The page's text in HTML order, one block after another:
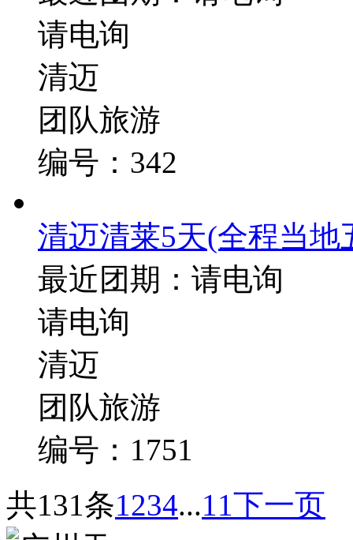
请电询
清迈
团队旅游
编号：342
清迈清莱5天(全程当地
最近团期：请电询
请电询
清迈
团队旅游
编号：1751
共131条1234...11下一页